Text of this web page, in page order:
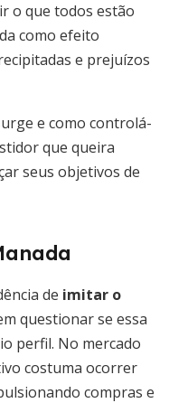
o que todos estão
como efeito
e prejuízos
e como controlá-
que queira
seus objetivos de
de imitar o
questionar se essa
perfil. No mercado
costuma ocorrer
compras e